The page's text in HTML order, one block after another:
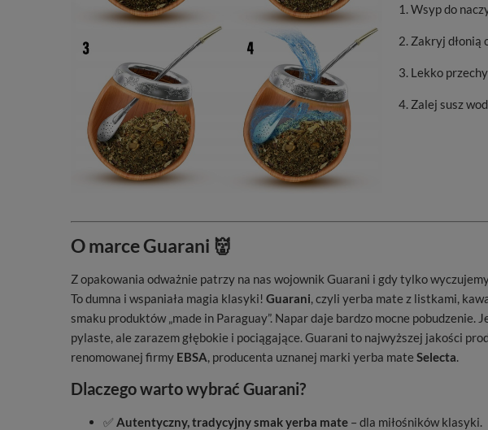
1. Wsyp do
2. Zakryj dłonią
3. Lekko
4. Zalej susz
O marce Guarani 👹
Z opakowania odważnie patrzy na nas wojownik Guarani i gdy tylko
To dumna i wspaniała magia klasyki! Guarani, czyli yerba mate z listkami,
smaku produktów „made in Paraguay”. Napar daje bardzo mocne pobudzenie.
pylaste, ale zarazem głębokie i pociągające. Guarani to najwyższej jakości
renomowanej firmy EBSA, producenta uznanej marki yerba mate Selecta.
Dlaczego warto wybrać Guarani?
✅ Autentyczny, tradycyjny smak yerba mate – dla miłośników klasyki.